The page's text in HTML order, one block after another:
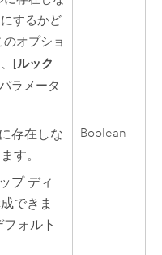
するかど
オプショ
[ルック
パラメータ
存在しな
す。
プ ディ
できま
ォルト
Boolean